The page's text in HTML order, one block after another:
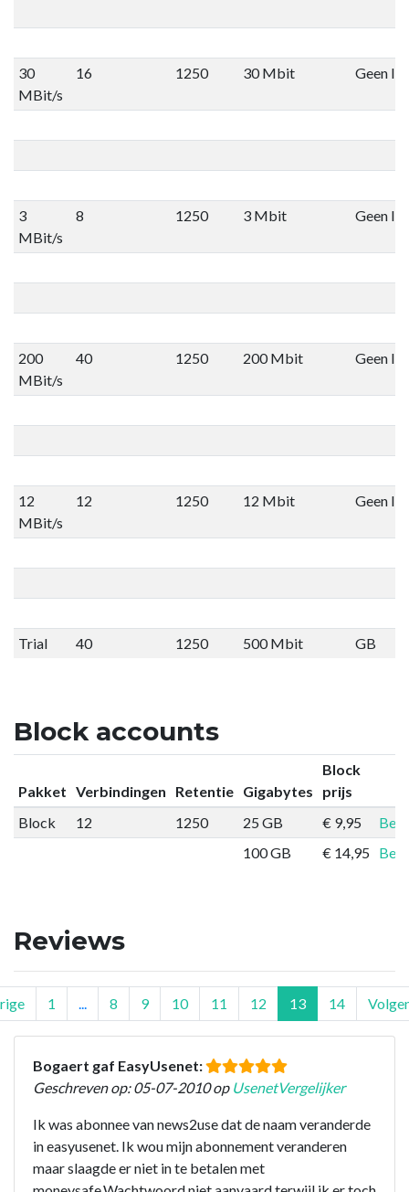
30
MBit/s
16 1250 30 Mbit Geen
3
MBit/s
8 1250 3 Mbit Geen
200
MBit/s
40 1250 200 Mbit Geen
12
MBit/s
12 1250 12 Mbit Geen
Trial 40 1250 500 Mbit GB
Block accounts
Pakket Verbindingen Retentie Gigabytes
Block
prijs
Block
12 1250 25 GB € 9,95
100 GB
€ 14,95
Reviews
1 8 9 10 11 12 13 14
Bogaert gaf EasyUsenet:
Geschreven op: 05-07-2010 op UsenetVergelijker
Ik was abonnee van news2use dat de naam veranderde
in easyusenet. Ik wou mijn abonnement veranderen
maar slaagde er niet in te betalen met